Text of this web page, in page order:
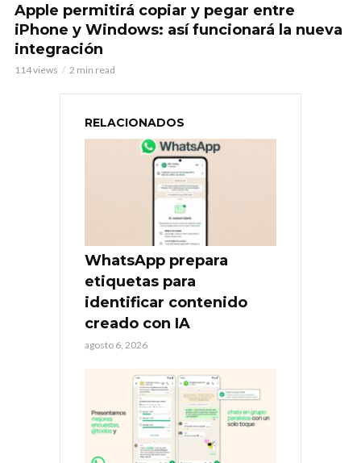
Apple permitirá copiar y pegar entre
iPhone y Windows: así funcionará la nueva
integración
114 views 2 min read
RELACIONADOS
WhatsApp prepara
etiquetas para
identificar contenido
creado con IA
agosto 6, 2026